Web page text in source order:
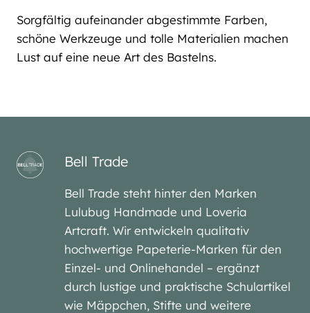
Sorgfältig aufeinander abgestimmte Farben,
schöne Werkzeuge und tolle Materialien machen
Lust auf eine neue Art des Bastelns.
Bell Trade
Bell Trade steht hinter den Marken
Lulubug Handmade und Loveria
Artcraft. Wir entwickeln qualitativ
hochwertige Papeterie-Marken für den
Einzel- und Onlinehandel – ergänzt
durch lustige und praktische Schulartikel
wie Mäppchen, Stifte und weitere